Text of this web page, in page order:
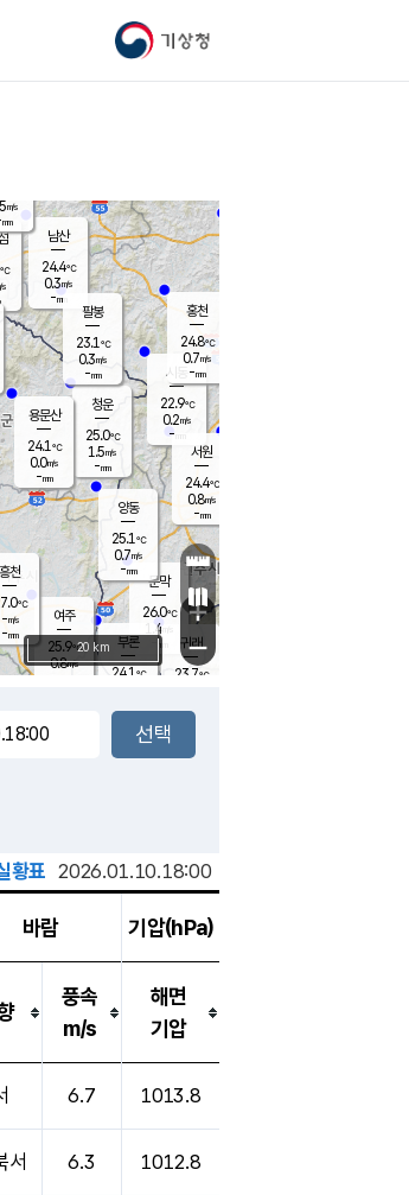
기상청
문막
26.0℃
1.4m/s
mm
s
부론
24.1 ℃
남산
24.4℃
0.3m/s
-mm
청운
25.0℃
1.5m/s
-mm
팔봉
23.1℃
0.3m/s
-mm
여주
25.9℃
0.8m/s
양동
25.1℃
0.7m/s
-mm
장호원
m/s
mm
흥천
℃
-m/s
-mm
시동
22.9℃
0.2m/s
- mm
귀래
23.7℃
서원
24.4℃
0.8m/s
-mm
용문산
24.1℃
0.0m/s
-mm
홍천
24.8℃
0.7m/s
-mm
+
−
20 km
황표 2026.01.10.18:00
바람 기압(hPa)
풍속
m/s
해면
기압
6.7 1013.8
서 6.3 1012.8